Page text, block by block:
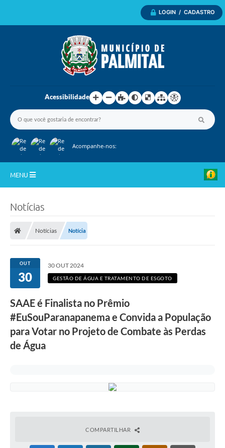
LOGIN / CADASTRO
Acessibilidade
Acompanhe-nos:
MENU
Departamentos
Câmara Municipal
Notícias
Notícias Notícia
OUT
30
30 OUT 2024
GESTÃO DE ÁGUA E TRATAMENTO DE ESGOTO
SAAE é Finalista no Prêmio
#EuSouParanapanema e Convida a População
para Votar no Projeto de Combate às Perdas
de Água
COMPARTILHAR